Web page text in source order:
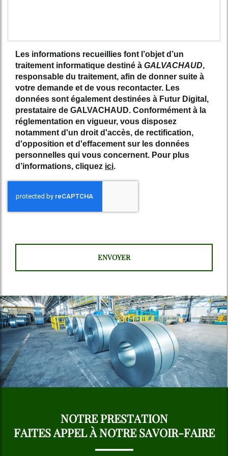
Les informations recueillies font l’objet d’un
traitement informatique destiné à GALVACHAUD,
responsable du traitement, afin de donner suite à
votre demande et de vous recontacter. Les
données sont également destinées à Futur Digital,
prestataire de GALVACHAUD. Conformément à la
réglementation en vigueur, vous disposez
notamment d'un droit d'accès, de rectification,
d'opposition et d'effacement sur les données
personnelles qui vous concernent. Pour plus
d’informations, cliquez ici.
NOTRE PRESTATION
FAITES APPEL À NOTRE SAVOIR-FAIRE